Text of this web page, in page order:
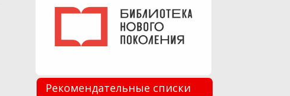
Рекомендательные списки